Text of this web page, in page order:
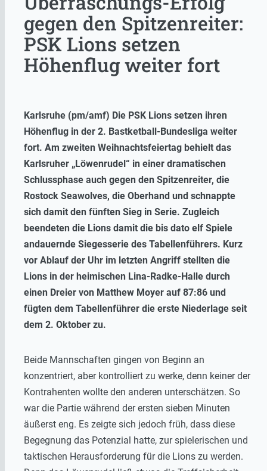
gegen den Spitzenreiter:
PSK Lions setzen
Höhenflug weiter fort
Karlsruhe (pm/amf) Die PSK Lions setzen ihren
Höhenflug in der 2. Bastketball-Bundesliga weiter
fort. Am zweiten Weihnachtsfeiertag behielt das
Karlsruher „Löwenrudel“ in einer dramatischen
Schlussphase auch gegen den Spitzenreiter, die
Rostock Seawolves, die Oberhand und schnappte
sich damit den fünften Sieg in Serie. Zugleich
beendeten die Lions damit die bis dato elf Spiele
andauernde Siegesserie des Tabellenführers. Kurz
vor Ablauf der Uhr im letzten Angriff stellten die
Lions in der heimischen Lina-Radke-Halle durch
einen Dreier von Matthew Moyer auf 87:86 und
fügten dem Tabellenführer die erste Niederlage seit
dem 2. Oktober zu.
Beide Mannschaften gingen von Beginn an
konzentriert, aber kontrolliert zu werke, denn keiner der
Kontrahenten wollte den anderen unterschätzen. So
war die Partie während der ersten sieben Minuten
äußerst eng. Es zeigte sich jedoch früh, dass diese
Begegnung das Potenzial hatte, zur spielerischen und
taktischen Herausforderung für die Lions zu werden.